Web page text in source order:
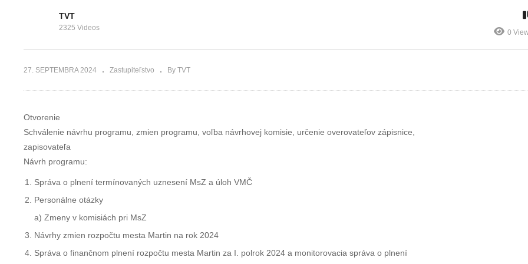
TVT
2325 Videos
0
27. SEPTEMBRA 2024 Zastupiteľstvo By TVT
Otvorenie
Schválenie návrhu programu, zmien programu, voľba návrhovej komisie, určenie overovateľov zápisnice,
zapisovateľa
Návrh programu:
Správa o plnení termínovaných uznesení MsZ a úloh VMČ
Personálne otázky
a) Zmeny v komisiách pri MsZ
Návrhy zmien rozpočtu mesta Martin na rok 2024
Správa o finančnom plnení rozpočtu mesta Martin za I. polrok 2024 a monitorovacia správa o plnení